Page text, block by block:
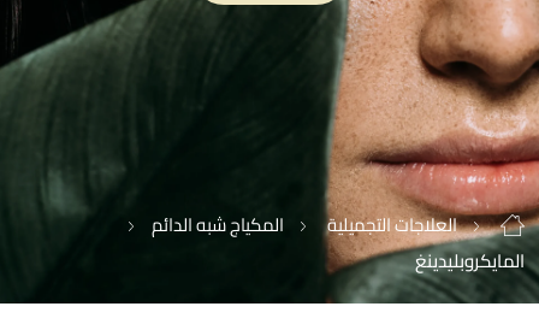
العلاجات التجميلية
المكياج شبه الدائم
المايكروبليدينغ